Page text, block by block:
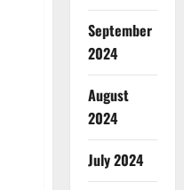
September
2024
August
2024
July 2024